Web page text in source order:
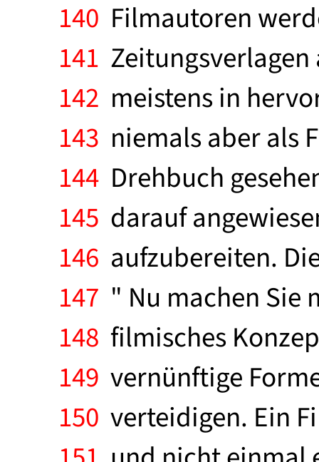
140 Filmautoren
141
142 meistens in
143 niemals aber als
144 Drehbuch
145 darauf
146 aufzubereiten.
147 " Nu machen Sie
148 filmisches
149 vernünftige
150 verteidigen. Ein